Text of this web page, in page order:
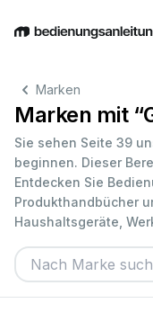
EnglishDeutsch
Marken
Marken mit
Sie sehen Seite 39
beginnen. Dieser
Entdecken Sie
Produkthandbücher
Haushaltsgeräte,